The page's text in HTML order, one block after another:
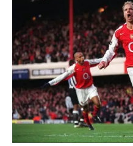
Football
Club
pour
permettre
à
son